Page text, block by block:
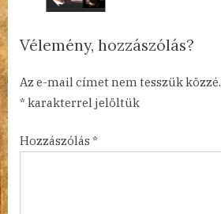
t
Vélemény, hozzászólás?
Az e-mail címet nem tesszük közzé.
* karakterrel jelöltük
Hozzászólás *